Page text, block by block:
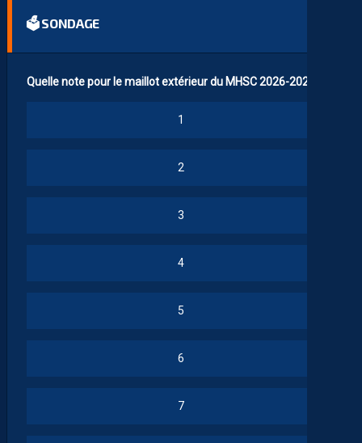
🗳 SONDAGE
Quelle note pour le maillot extérieur du MHSC 2026-2027 ?
1
2
3
4
5
6
7